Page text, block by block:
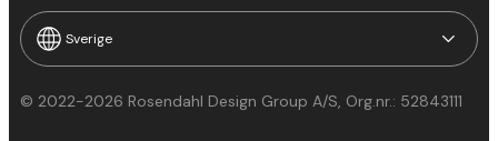
© 2022-2026 Rosendahl Design Group A/S, Org.nr.: 52843111
Sverige